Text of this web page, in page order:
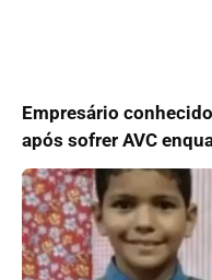
Empresário
após sofrer AVC